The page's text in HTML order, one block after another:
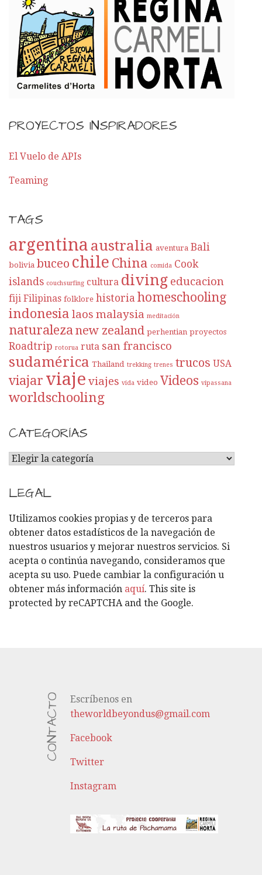
PROYECTOS INSPIRADORES
El Vuelo de APIs
Teaming
TAGS
argentina australia aventura Bali
bolivia buceo chile China comida Cook
islands couchsurfing cultura diving educacion
fiji Filipinas folklore historia homeschooling
indonesia laos malaysia meditación
naturalezanew zealand perhentian proyectos
Roadtrip rotorua ruta san francisco
sudamérica Thailand trekking trenes trucos USA
viajar viaje viajes vida video Videos vipassana
worldschooling
CATEGORÍAS
C
T
E
G
O
R
Í
A
S
LEGAL
Utilizamos cookies propias y de terceros para
obtener datos estadísticos de la navegación de
nuestros usuarios y mejorar nuestros servicios. Si
acepta o continúa navegando, consideramos que
acepta su uso. Puede cambiar la configuración u
obtener más información aquí. This site is
protected by reCAPTCHA and the Google.
CONTACTO
Escríbenos en
theworldbeyondus@gmail.com
Facebook
Twitter
Instagram